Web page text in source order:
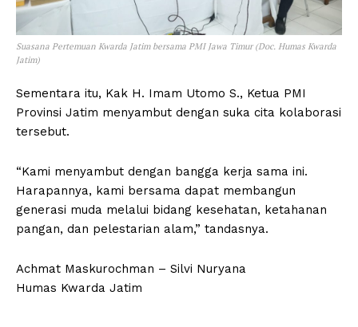
Suasana Pertemuan Kwarda Jatim bersama PMI Jawa Timur (Doc. Humas Kwarda
Jatim)
Sementara itu, Kak H. Imam Utomo S., Ketua PMI
Provinsi Jatim menyambut dengan suka cita kolaborasi
tersebut.
“Kami menyambut dengan bangga kerja sama ini.
Harapannya, kami bersama dapat membangun
generasi muda melalui bidang kesehatan, ketahanan
pangan, dan pelestarian alam,” tandasnya.
Achmat Maskurochman – Silvi Nuryana
Humas Kwarda Jatim